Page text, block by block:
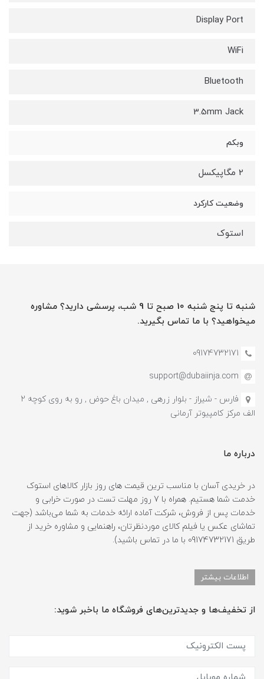
Display Port
WiFi
Bluetooth
3.5mm Jack
وبکم
2 مگاپیکسل
وضعیت کارکرد
استوک
شنبه تا پنج شنبه 10 صبح تا 9 شب، پرسشی دارید؟ مشاوره
میخواهید؟ با ما تماس بگیرید.
09174732171
support@dubaiinja.com
فارس - شیراز - بلوار زرهی , میدان باغ حوض , رو به روی کوچه 2
الف مرکز کامپیوتر آرمانی
درباره ما
در خریدی آسان با مناسب ترین قیمت های روز بازار کالاهای استوک
خدمت شما هستیم. همراه با 7 روز مهلت تست در صورت خرابی و
خدمات پس از فروش، شرکت آماده ارائه خدمات به شما می‌باشد (جهت
تماشای عکس یا فیلم کالای موردنظرتان، راهنمایی و مشاوره خرید از
طریق 09174732171 با ما در تماس باشید).
اطلاعات بیشتر
از تخفیف‌ها و جدیدترین‌های فروشگاه ما باخبر شوید: